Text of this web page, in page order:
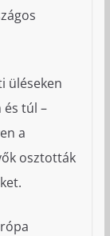
üléseken
túl –
a
osztották